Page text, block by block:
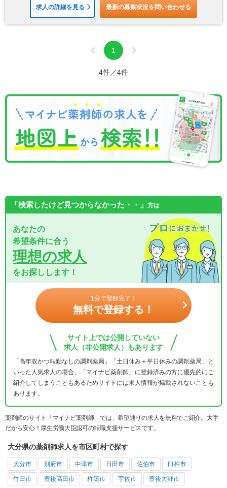
求人の詳細を見る 最新の募集状況を問い合わせる
1
4件／4件
「検索したけど見つからなかった・・」 方は
あなたの
希望条件に合う
理想の求人
をお探しします！
1分で登録完了！
無料で登録する！
サイト上では公開していない
求人（非公開求人）もあります
「高年収かつ転勤なしの調剤薬局」「土日休み＋平日休みの調剤薬局」と
いった人気求人の場合、「マイナビ薬剤師」に登録済みの方に優先的にご
紹介してしまうこともあるためサイトには求人情報が掲載されないことも
あります。
薬剤師のサイト「マイナビ薬剤師」では、希望通りの求人を無料でご紹介。大手
だから安心！厚生労働大臣認可の転職支援サービスです。
大分県の薬剤師求人を市区町村で探す
大分市 別府市 中津市 日田市 佐伯市 臼杵市
竹田市 豊後高田市 杵築市 宇佐市 豊後大野市